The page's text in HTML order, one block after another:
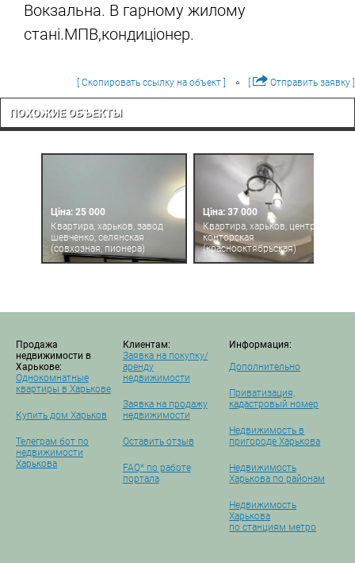
Вокзальна. В гарному жилому
стані.МПВ,кондиціонер.
[ Скопировать ссылку на объект ] Отправить заявку ]
ПОХОЖИЕ ОБЪЕКТЫ
Ціна: 25 000
Квартира, харьков, завод
шевченко, селянская
(совхозная, пионера)
Ціна: 37 000
Квартира, харьков, центр,
конторская
(краснооктябрьская)
Продажа
недвижимости в
Харькове:
Однокомнатные
квартиры в Харькове
Купить дом Харьков
Телеграм бот по
недвижимости
Харькова
Клиентам:
Заявка на покупку/
аренду
недвижимости
Заявка на продажу
недвижимости
Оставить отзыв
FAQ* по работе
портала
Информация:
Дополнительно
Приватизация,
кадастровый номер
Недвижимость в
пригороде Харькова
Недвижимость
Харькова по районам
Недвижимость
Харькова
по станциям метро